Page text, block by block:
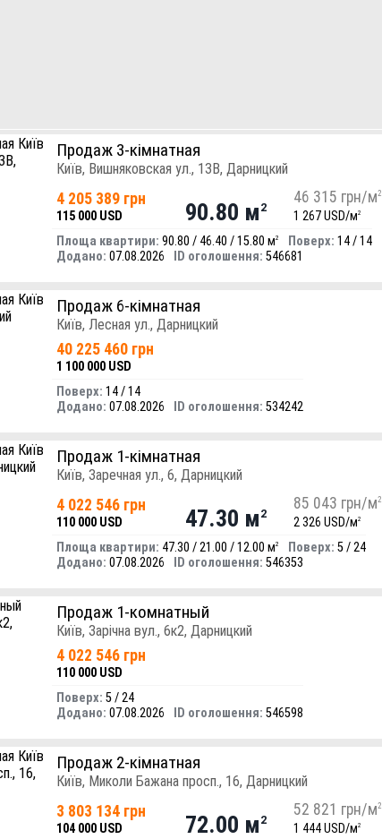
Продаж 3-кімнатная
Київ, Вишняковская ул., 13В, Дарницкий
4 205 389 грн
115 000 USD 90.80 м 2
46 315 грн/м2
1 267 USD/м2
Площа квартири: 90.80 / 46.40 / 15.80 м2 Поверх: 14 / 14
Додано: 07.08.2026 ID оголошення: 546681
Продаж 6-кімнатная
Київ, Лесная ул., Дарницкий
40 225 460 грн
1 100 000 USD
Поверх: 14 / 14
Додано: 07.08.2026 ID оголошення: 534242
Продаж 1-кімнатная
Київ, Заречная ул., 6, Дарницкий
4 022 546 грн
110 000 USD 47.30 м 2
85 043 грн/м2
2 326 USD/м2
Площа квартири: 47.30 / 21.00 / 12.00 м2 Поверх: 5 / 24
Додано: 07.08.2026 ID оголошення: 546353
Продаж 1-комнатный
Київ, Зарічна вул., 6к2, Дарницкий
4 022 546 грн
110 000 USD
Поверх: 5 / 24
Додано: 07.08.2026 ID оголошення: 546598
Продаж 2-кімнатная
Київ, Миколи Бажана просп., 16, Дарницкий
3 803 134 грн
104 000 USD 72.00 м 2
52 821 грн/м2
1 444 USD/м2